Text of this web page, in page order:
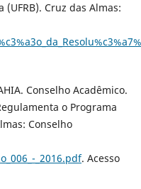
Cruz das Almas:
Conselho Acadêmico.
o Programa
Conselho
_2016.pdf. Acesso